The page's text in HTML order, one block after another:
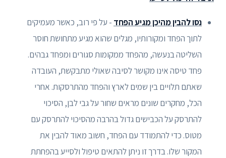
נסו להבין מהיכן מגיע הפחד - על פי רוב, כאשר מעמיקים
לתוך הפחד ומקורותיו, מגלים שהוא מגיע מתחושת חוסר
השליטה בנעשה, מהפחד ממקומות סגורים ומפחד גבהים.
פחד טיסה אינו מקושר לסיבה שאולי מתבקשת, העובדה
שאתם תלויים בין שמים לארץ והפחד מהתרסקות. אחרי
הכל, מחקרים שונים מראים שחור על גבי לבן, הסיכוי
להתרסק על הכבישים גדול בהרבה מהסיכוי להתרסק עם
מטוס. כדי להתמודד עם הפחד, חשוב מאוד להבין את
המקור שלו. בדרך זו ניתן להתאים טיפול ולסייע בהפחתת